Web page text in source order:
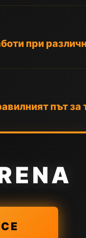
при
път за